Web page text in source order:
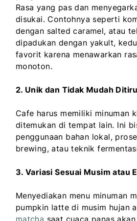
Rasa yang pas dan
disukai. Contohnya seperti
dengan salted caramel, atau
dipadukan dengan yakult,
favorit karena menawarkan
monoton.
2. Unik dan Tidak Mudah Ditiru
Cafe harus memiliki minuman
ditemukan di tempat lain. Ini
penggunaan bahan lokal,
brewing, atau teknik
3. Variasi Sesuai Musim atau
Menyediakan menu minuman
pumpkin latte di musim hujan
matcha saat cuaca panas